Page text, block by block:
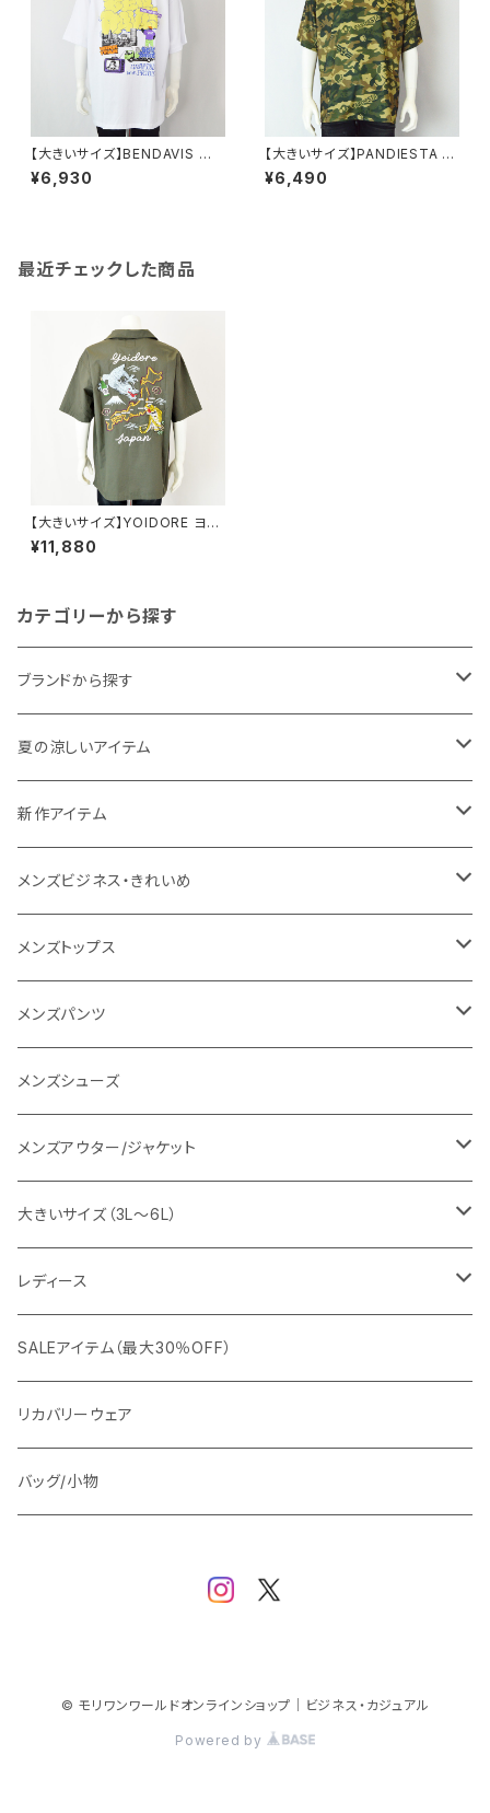
【大きいサイズ】BENDAVIS ベ
ン・デイビス｜接触冷感オーバ
ーラップ半袖Tシャツ｜メンズ 1
¥6,930
【大きいサイズ】PANDIESTA J
APAN｜パンダモチーフ カモフ
ラージュプリント半袖Tシャツ｜
¥6,490
最近チェックした商品
【大きいサイズ】YOIDORE ヨイ
ドレ｜酔虎と酔龍刺繍デザイン
半袖シャツ｜綿100％ 1277-6
¥11,880
カテゴリーから探す
ブランドから探す
THE NORTH FACE
NANGA
1PIU1UGUALE3 RELAX
go slow caravan
SY32 by SWEET YEARS
URBAN SQUARE
EDWIN
snow peak
G-stage
TETEHOMME
TAION
夏の涼しいアイテム
メンズ
レディース
新作アイテム
メンズ
レディース
メンズビジネス・きれいめ
スーツ
カジュアルセットアップ
スラックス
ワイシャツ
シューズ
フォーマル
Tシャツ/ポロシャツ
メンズトップス
Tシャツ/カットソー
シャツ/ポロシャツ
パーカー/スウェット
ニット
メンズパンツ
デニムパンツ
イージーパンツ
スラックス
メンズシューズ
メンズアウター/ジャケット
ジャケット
カジュアルジャケット
ビジネスジャケット
ブルゾン
コート
マウンテンパーカー/アウトドア
ダウン / 中綿アウター
大きいサイズ（3L～6L）
ビジネス
セットアップ
ワイシャツ
カジュアル
ニット/Tシャツ/カットソー
スウェット/パーカー
アウター
レディース
アウター
トップス（ブラウス/カットソー）
ジャケット
SALEアイテム（最大30％OFF）
リカバリーウェア
バッグ/小物
© モリワンワールドオンラインショップ｜ビジネス・カジュアル
Powered by